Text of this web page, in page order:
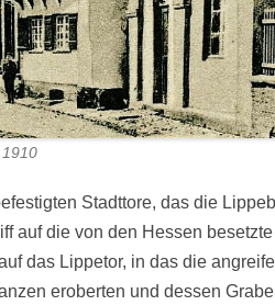
Stadttore, das die
auf die von den Hessen
das Lippetor, in das die
eroberten und dessen